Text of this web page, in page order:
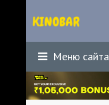
Меню сайта